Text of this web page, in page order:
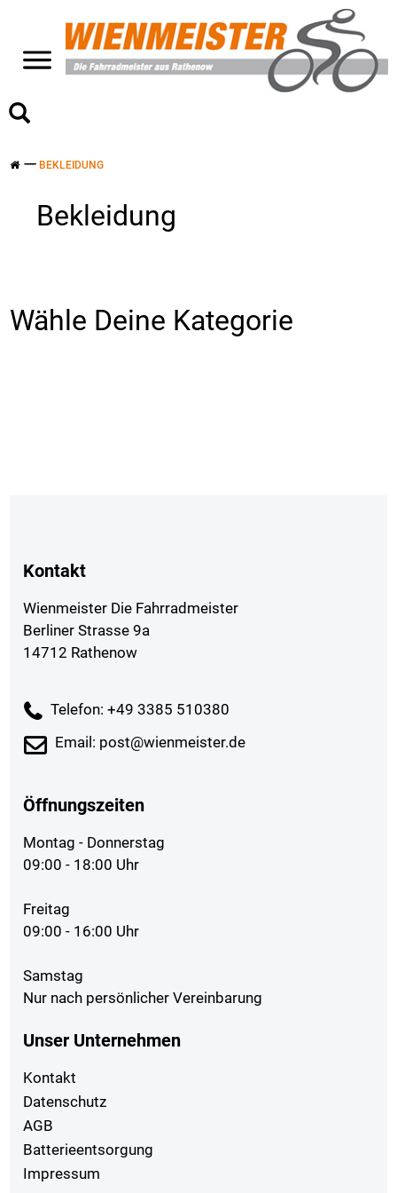
BEKLEIDUNG
Bekleidung
Wähle Deine Kategorie
Kontakt
Wienmeister Die Fahrradmeister
Berliner Strasse 9a
14712 Rathenow
Telefon: +49 3385 510380
Email: post@wienmeister.de
Öffnungszeiten
Montag - Donnerstag
09:00 - 18:00 Uhr
Freitag
09:00 - 16:00 Uhr
Samstag
Nur nach persönlicher Vereinbarung
Unser Unternehmen
Kontakt
Datenschutz
AGB
Batterieentsorgung
Impressum